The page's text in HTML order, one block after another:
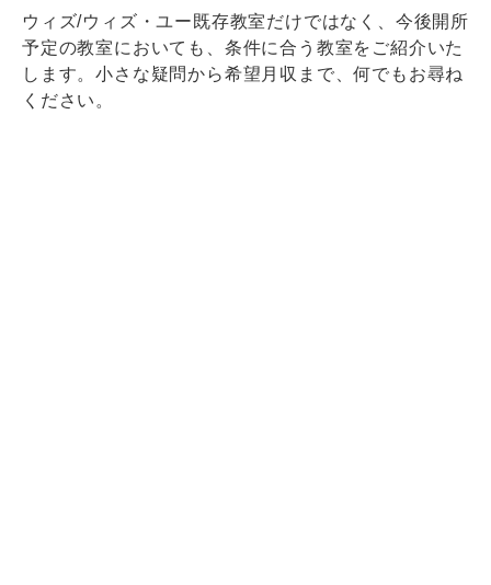
ウィズ/ウィズ・ユー既存教室だけではなく、今後開所
予定の教室においても、条件に合う教室をご紹介いた
します。小さな疑問から希望月収まで、何でもお尋ね
ください。